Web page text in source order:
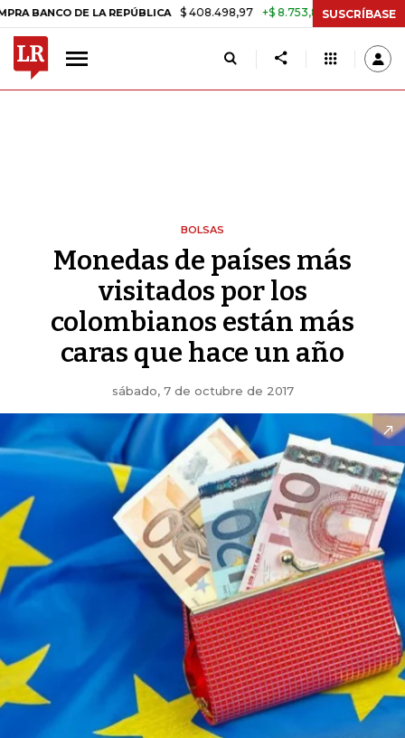
DE LA REPÚBLICA $ 408.498,97 +$ 8.753,81 +2,19% TASA DE
SUSCRÍBASE
BOLSAS
Monedas de países más
visitados por los
colombianos están más
caras que hace un año
sábado, 7 de octubre de 2017